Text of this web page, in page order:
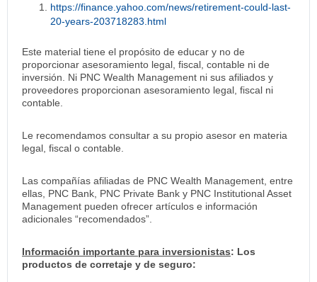
https://finance.yahoo.com/news/retirement-could-last-
20-years-203718283.html
Este material tiene el propósito de educar y no de
proporcionar asesoramiento legal, fiscal, contable ni de
inversión. Ni PNC Wealth Management ni sus afiliados y
proveedores proporcionan asesoramiento legal, fiscal ni
contable.
Le recomendamos consultar a su propio asesor en materia
legal, fiscal o contable.
Las compañías afiliadas de PNC Wealth Management, entre
ellas, PNC Bank, PNC Private Bank y PNC Institutional Asset
Management pueden ofrecer artículos e información
adicionales “recomendados”.
Información importante para inversionistas: Los
productos de corretaje y de seguro: